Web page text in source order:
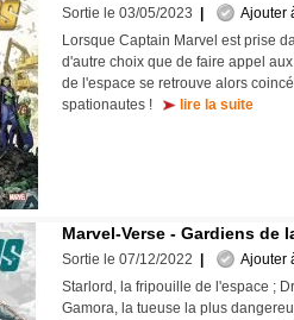
Sortie le 03/05/2023
Ajouter
Lorsque Captain Marvel est prise
d'autre choix que de faire appel
de l'espace se retrouve alors
spationautes !
lire la suite
Marvel-Verse - Gardiens de
Sortie le 07/12/2022
Ajouter
Starlord, la fripouille de l'espace ;
Gamora, la tueuse la plus